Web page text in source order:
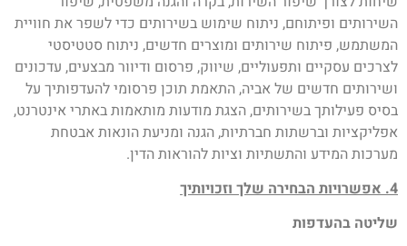
השירותים ופיתוחם, ניתוח שימוש בשירותים כדי לשפר את חוויית
המשתמש, פיתוח שירותים ומוצרים חדשים, ניתוח סטטיסטי
לצרכים עסקיים ותפעוליים, שיווק, פרסום ודיוור מבצעים, עדכונים
ושירותים חדשים של אביה, התאמת תוכן פרסומי להעדפותיך על
בסיס פעילותך בשירותים, הצגת מודעות מותאמות באתרי אינטרנט,
אפליקציות וברשתות חברתיות, הגנה ומניעת הונאות אבטחת
מערכות המידע והתשתיות וציות להוראות הדין.
4. אפשרויות הבחירה שלך וזכויותיך
שליטה בהעדפות